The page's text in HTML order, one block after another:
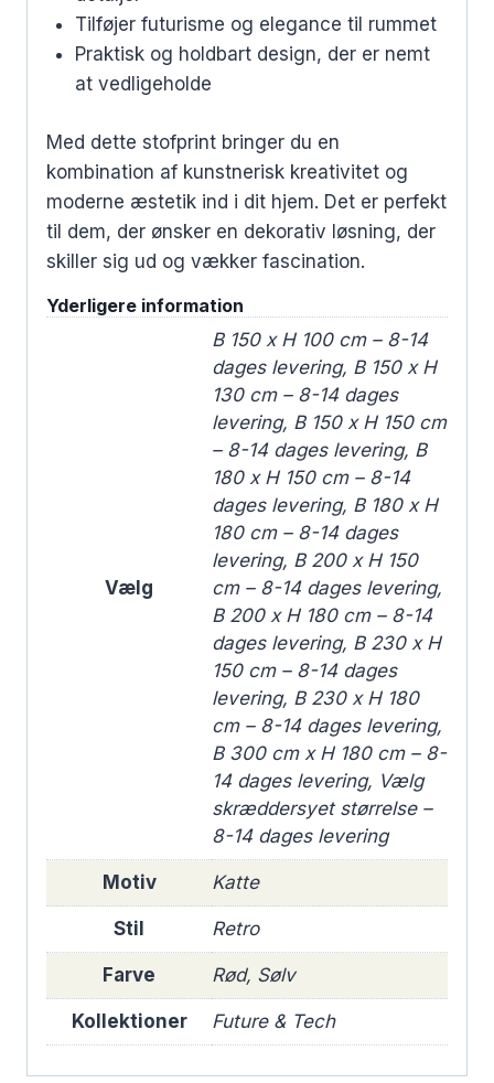
Tilføjer futurisme og elegance til rummet
Praktisk og holdbart design, der er nemt
at vedligeholde
Med dette stofprint bringer du en
kombination af kunstnerisk kreativitet og
moderne æstetik ind i dit hjem. Det er perfekt
til dem, der ønsker en dekorativ løsning, der
skiller sig ud og vækker fascination.
Yderligere information
Vælg
B 150 x H 100 cm – 8-14
dages levering, B 150 x H
130 cm – 8-14 dages
levering, B 150 x H 150 cm
– 8-14 dages levering, B
180 x H 150 cm – 8-14
dages levering, B 180 x H
180 cm – 8-14 dages
levering, B 200 x H 150
cm – 8-14 dages levering,
B 200 x H 180 cm – 8-14
dages levering, B 230 x H
150 cm – 8-14 dages
levering, B 230 x H 180
cm – 8-14 dages levering,
B 300 cm x H 180 cm – 8-
14 dages levering, Vælg
skræddersyet størrelse –
8-14 dages levering
Motiv Katte
Stil Retro
Farve Rød, Sølv
Kollektioner Future & Tech